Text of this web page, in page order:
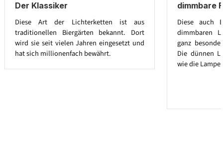
Der Klassiker
Diese Art der Lichterketten ist aus
traditionellen Biergärten bekannt. Dort
wird sie seit vielen Jahren eingesetzt und
hat sich millionenfach bewährt.
dimmbare
Diese auch
dimmbaren
ganz
Die dünnen
wie die